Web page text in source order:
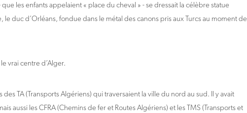
les enfants appelaient « place du cheval » - se dressait la célèbre statue
duc d’Orléans, fondue dans le métal des canons pris aux Turcs au moment de
vrai centre d’Alger.
des TA (Transports Algériens) qui traversaient la ville du nord au sud. Il y avait
aussi les CFRA (Chemins de fer et Routes Algériens) et les TMS (Transports et